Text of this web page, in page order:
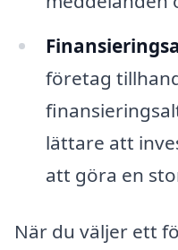
företag
lättare att
att göra en
När du väljer ett